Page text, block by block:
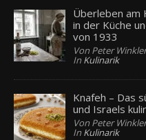
Überleben am
in der Küche
von 1933
Von Peter
In Kulinarik
Knafeh – Das
und Israels
Von Peter
In Kulinarik